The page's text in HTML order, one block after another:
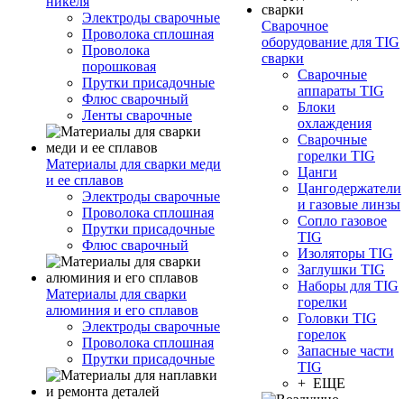
Электроды сварочные
Проволока сплошная
Проволока
порошковая
Прутки присадочные
Флюс сварочный
Ленты сварочные
Материалы для сварки меди
и ее сплавов
Электроды сварочные
Проволока сплошная
Прутки присадочные
Флюс сварочный
Материалы для сварки
алюминия и его сплавов
Электроды сварочные
Проволока сплошная
Прутки присадочные
Сварочное
оборудование для TIG
сварки
Сварочные
аппараты TIG
Блоки
охлаждения
Сварочные
горелки TIG
Цанги
Цангодержатели
и газовые линзы
Сопло газовое
TIG
Изоляторы TIG
Заглушки TIG
Наборы для TIG
горелки
Головки TIG
горелок
Запасные части
TIG
+ ЕЩЕ